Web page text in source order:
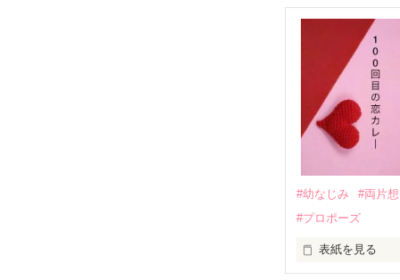
『──のせいじ
｢なんであんた
『生きていて
｢あんたなんか
｢あんたさえ居
#幼なじみ
#両片
#プロポーズ
表紙を見る